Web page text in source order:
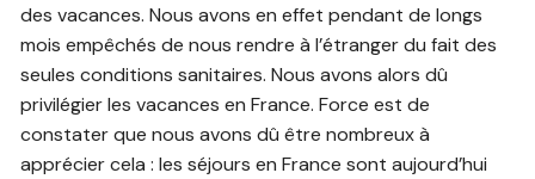
des vacances. Nous avons en effet pendant de longs
mois empêchés de nous rendre à l’étranger du fait des
seules conditions sanitaires. Nous avons alors dû
privilégier les vacances en France. Force est de
constater que nous avons dû être nombreux à
apprécier cela : les séjours en France sont aujourd’hui